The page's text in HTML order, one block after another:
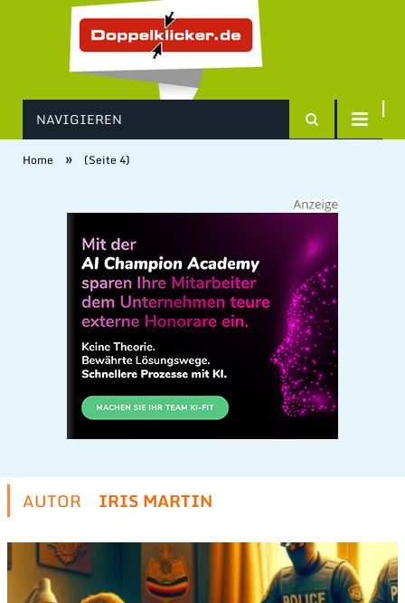
NAVIGIEREN
Home » (Seite 4)
AUTOR IRIS MARTIN